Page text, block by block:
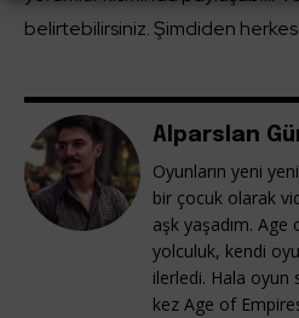
belirtebilirsiniz. Şimdiden
Alparslan
Oyunların yeni
bir çocuk olarak
aşk yaşadım.
yolculuk, kendi
ilerledi. Hala
kez Age of